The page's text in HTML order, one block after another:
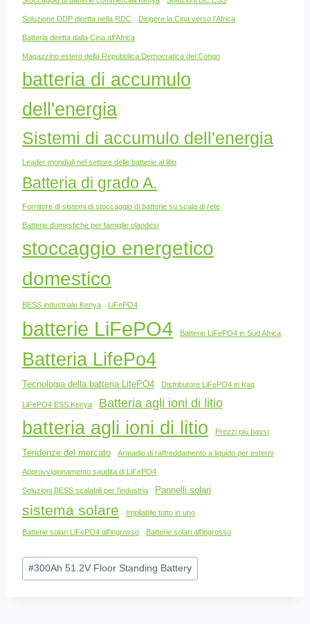
Soluzione DDP diretta nella RDC Dirigere la Cina verso l’Africa
Batteria diretta dalla Cina all'Africa
Magazzino estero della Repubblica Democratica del Congo
batteria di accumulo
dell'energia
Sistemi di accumulo dell'energia
Leader mondiali nel settore delle batterie al litio
Batteria di grado A.
Fornitore di sistemi di stoccaggio di batterie su scala di rete
Batterie domestiche per famiglie olandesi
stoccaggio energetico
domestico
BESS industriale Kenya LiFePO4
batterie LiFePO4 Batterie LiFePO4 in Sud Africa
Batteria LifePo4
Tecnologia della batteria LifePO4 Distributore LiFePO4 in Iraq
LiFePO4 ESS Kenya Batteria agli ioni di litio
batteria agli ioni di litio Prezzi più bassi
Tendenze del mercato Armadio di raffreddamento a liquido per esterni
Approvvigionamento saudita di LiFePO4
Soluzioni BESS scalabili per l'industria Pannelli solari
sistema solare Impilabile tutto in uno
Batterie solari LiFePO4 all'ingrosso Batterie solari all'ingrosso
Tag
dei
#300Ah 51.2V Floor Standing Battery